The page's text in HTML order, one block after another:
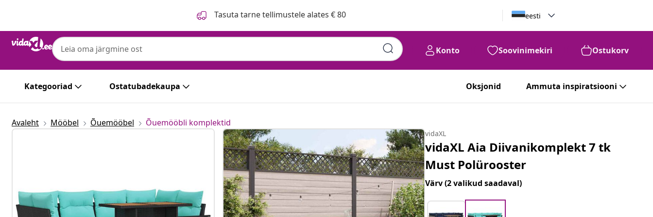
Tasuta tarne tellimustele alates € 80 eesti
Konto Soovinimekiri Ostukorv
Kategooriad Ostatubadekaupa Oksjonid Ammuta inspiratsiooni
Avaleht Mööbel Õuemööbel Õuemööbli komplektid
vidaXL
vidaXL Aia Diivanikomplekt 7 tk
Must Polürooster
Värv(2 valikud saadaval)